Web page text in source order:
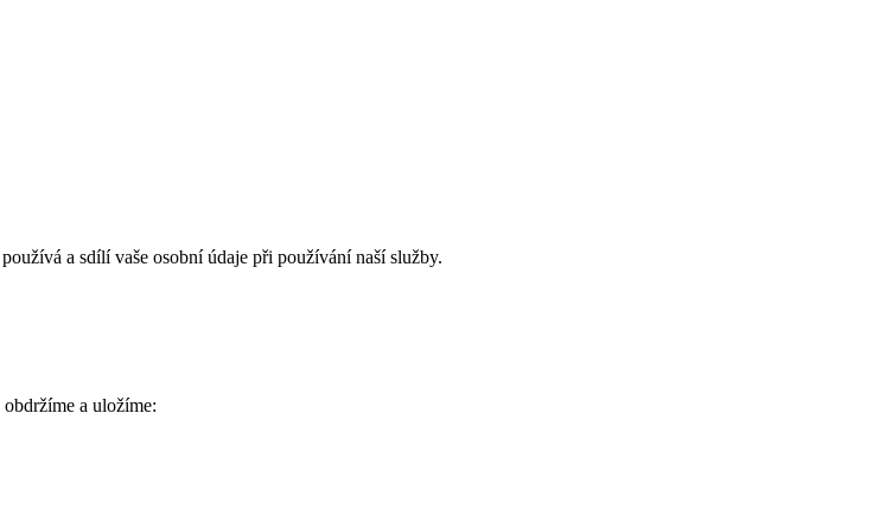
a sdílí vaše osobní údaje při používání naší služby.
a uložíme: